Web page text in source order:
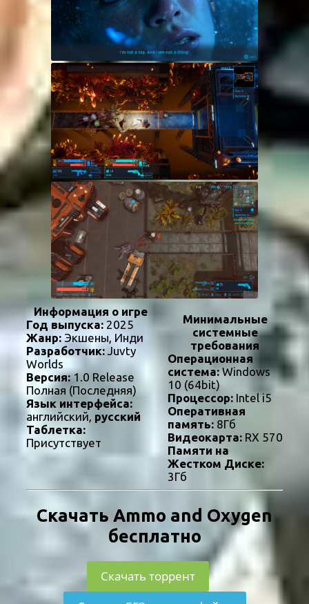
Информация о игре
Год выпуска: 2025
Жанр: Экшены, Инди
Разработчик:Juvty
Worlds
Версия:1.0 Release
Полная (Последняя)
Язык интерфейса:
английский, русский
Таблетка:
Присутствует
Минимальные
системные
требования
Операционная
система:Windows
10 (64bit)
Процессор:Intel i5
Оперативная
память:8Гб
Видеокарта:RX 570
Памяти на
Жестком Диске:
3Гб
Скачать Ammo and Oxygen
бесплатно
Скачать торрент